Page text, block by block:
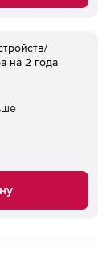
на 2 года